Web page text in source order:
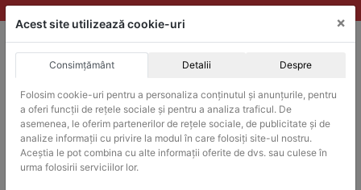
Skip
to
ACHIZITII PUBLICE
Produsele pot fi achizitionate si in sistemul SEAP / SICAP
Products
search
CAUTARE
Acest site utilizează cookie-uri ×
Consimțământ Detalii Despre
Folosim cookie-uri pentru a personaliza conținutul și anunțurile, pentru
a oferi funcții de rețele sociale și pentru a analiza traficul. De
asemenea, le oferim partenerilor de rețele sociale, de publicitate și de
analize informații cu privire la modul în care folosiți site-ul nostru.
Aceștia le pot combina cu alte informații oferite de dvs. sau culese în
urma folosirii serviciilor lor.